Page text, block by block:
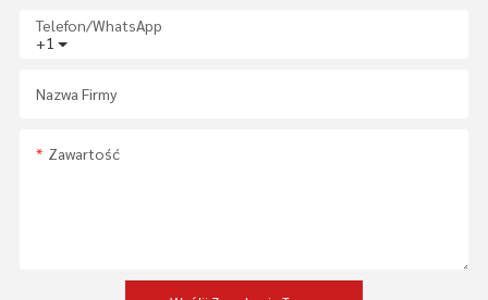
+1
Telefon/WhatsApp
Nazwa Firmy
Zawartość